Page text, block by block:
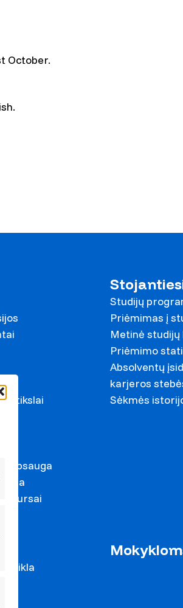
October.
tikslai
apsauga
Studijų
Priėmimas į
Metinė studijų
Priėmimo
Absolventų
karjeros
Sėkmės
veikla